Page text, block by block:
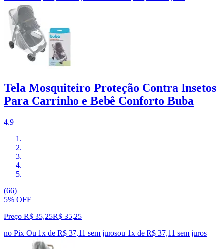
Tela Mosquiteiro Proteção Contra Insetos
Para Carrinho e Bebê Conforto Buba
4.9
(66)
5% OFF
Preço R$ 35,25R$ 35,25
no Pix Ou 1x de R$ 37,11 sem jurosou 1x de R$ 37,11 sem juros